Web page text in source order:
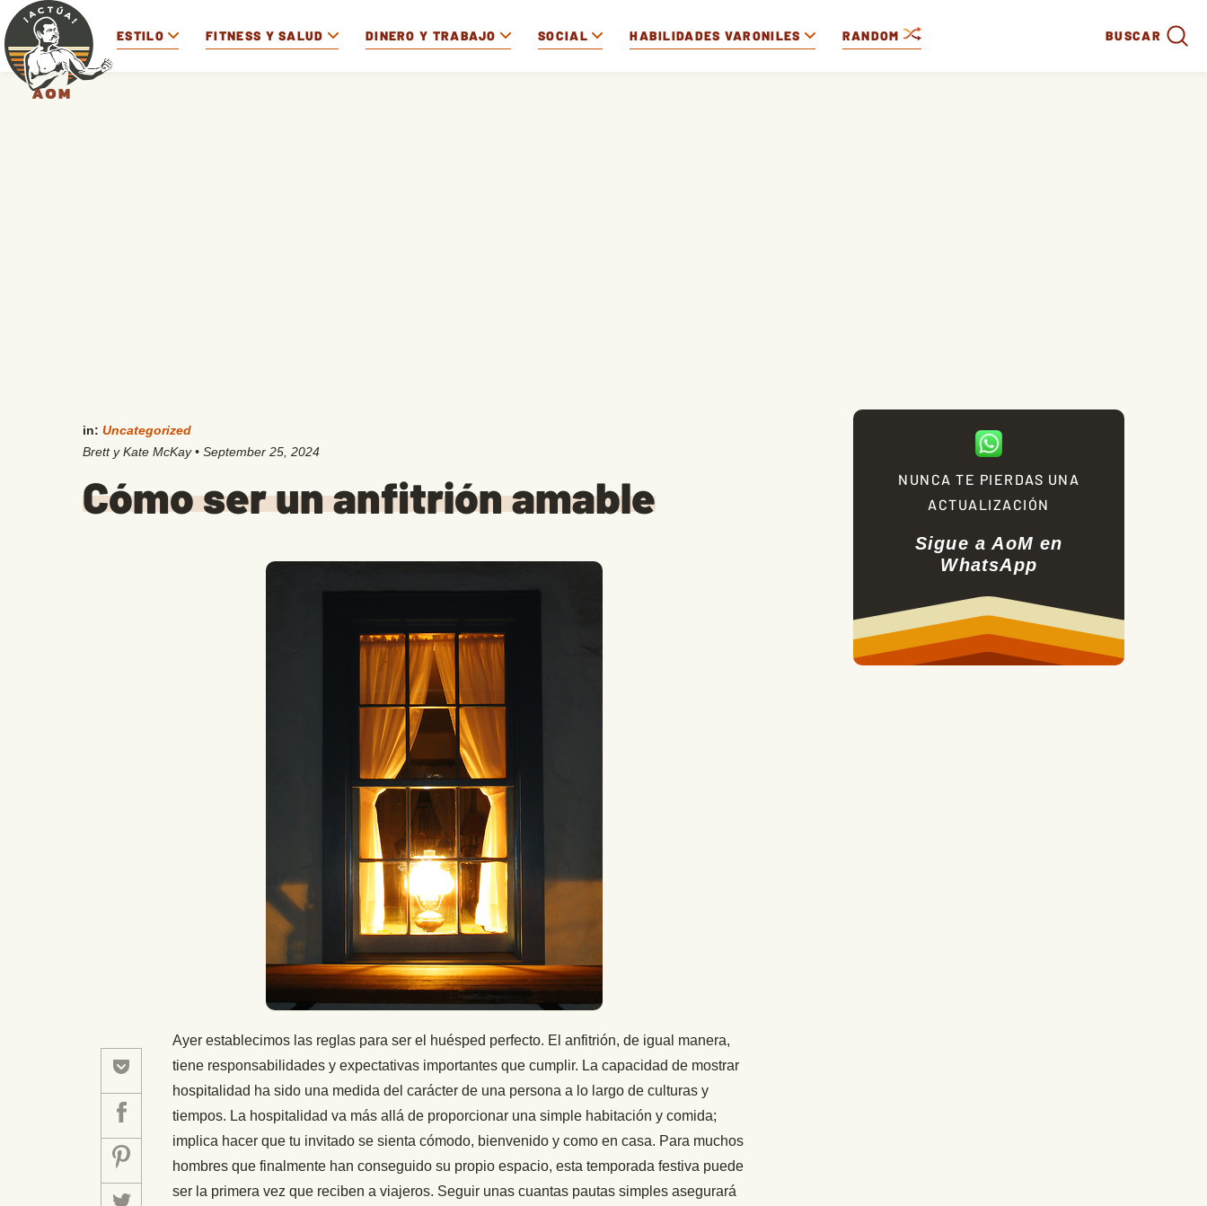
ESTILO FITNESS Y SALUD DINERO Y TRABAJO SOCIAL HABILIDADES VARONILES RANDOM BUSCAR
in: Uncategorized
Brett y Kate McKay • September 25, 2024
Cómo ser un anfitrión amable
Ayer establecimos las reglas para ser el huésped perfecto. El anfitrión, de igual manera,
tiene responsabilidades y expectativas importantes que cumplir. La capacidad de mostrar
hospitalidad ha sido una medida del carácter de una persona a lo largo de culturas y
tiempos. La hospitalidad va más allá de proporcionar una simple habitación y comida;
implica hacer que tu invitado se sienta cómodo, bienvenido y como en casa. Para muchos
hombres que finalmente han conseguido su propio espacio, esta temporada festiva puede
ser la primera vez que reciben a viajeros. Seguir unas cuantas pautas simples asegurará
NUNCA TE PIERDAS UNA
ACTUALIZACIÓN
Sigue a AoM en
WhatsApp